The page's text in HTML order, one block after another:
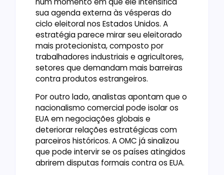
sua agenda externa às vésperas do
ciclo eleitoral nos Estados Unidos. A
estratégia parece mirar seu eleitorado
mais protecionista, composto por
trabalhadores industriais e agricultores,
setores que demandam mais barreiras
contra produtos estrangeiros.
Por outro lado, analistas apontam que o
nacionalismo comercial pode isolar os
EUA em negociações globais e
deteriorar relações estratégicas com
parceiros históricos. A OMC já sinalizou
que pode intervir se os países atingidos
abrirem disputas formais contra os EUA.